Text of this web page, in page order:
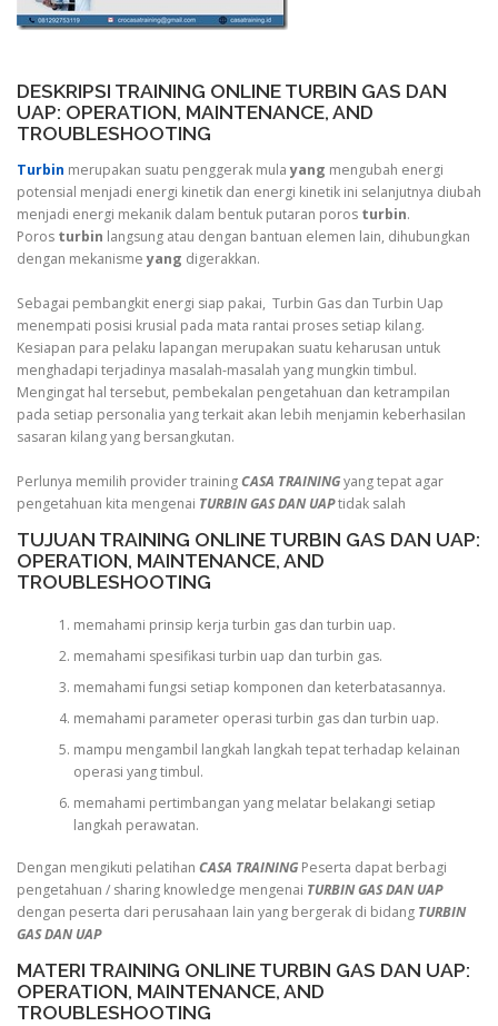
DESKRIPSI TRAINING ONLINE TURBIN GAS DAN
UAP: OPERATION, MAINTENANCE, AND
TROUBLESHOOTING
Turbin merupakan suatu penggerak mulayang mengubah energi
potensial menjadi energi kinetik dan energi kinetik ini selanjutnya diubah
menjadi energi mekanik dalam bentuk putaran poros turbin.
Poros turbin langsung atau dengan bantuan elemen lain, dihubungkan
dengan mekanismeyang digerakkan.
Sebagai pembangkit energi siap pakai, Turbin Gas dan Turbin Uap
menempati posisi krusial pada mata rantai proses setiap kilang.
Kesiapan para pelaku lapangan merupakan suatu keharusan untuk
menghadapi terjadinya masalah-masalah yang mungkin timbul.
Mengingat hal tersebut, pembekalan pengetahuan dan ketrampilan
pada setiap personalia yang terkait akan lebih menjamin keberhasilan
sasaran kilang yang bersangkutan.
Perlunya memilih provider trainingCASA TRAININGyang tepat agar
pengetahuan kita mengenai TURBIN GAS DAN UAPtidak salah
TUJUAN TRAINING ONLINE TURBIN GAS DAN UAP:
OPERATION, MAINTENANCE, AND
TROUBLESHOOTING
memahami prinsip kerja turbin gas dan turbin uap.
memahami spesifikasi turbin uap dan turbin gas.
memahami fungsi setiap komponen dan keterbatasannya.
memahami parameter operasi turbin gas dan turbin uap.
mampu mengambil langkah langkah tepat terhadap kelainan
operasi yang timbul.
memahami pertimbangan yang melatar belakangi setiap
langkah perawatan.
Dengan mengikuti pelatihan CASA TRAINING Peserta dapat berbagi
pengetahuan / sharing knowledge mengenai TURBIN GAS DAN UAP
dengan peserta dari perusahaan lain yang bergerak di bidang TURBIN
GAS DAN UAP
MATERI TRAINING ONLINE TURBIN GAS DAN UAP:
OPERATION, MAINTENANCE, AND
TROUBLESHOOTING